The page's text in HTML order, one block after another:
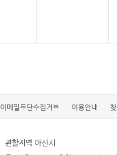
이메일무단수집거부 이용안내
관할지역 아산시